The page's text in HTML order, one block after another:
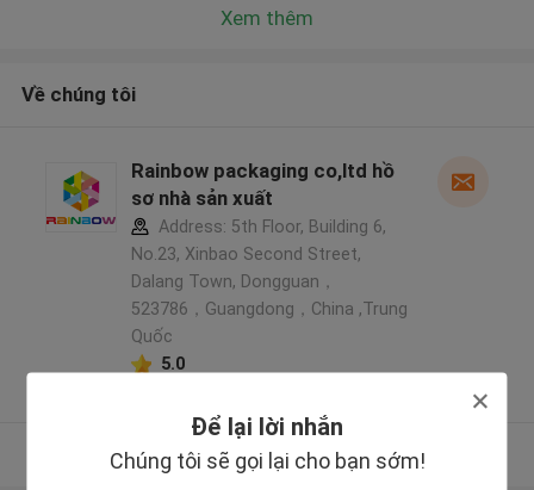
Để lại lời nhắn
Chúng tôi sẽ gọi lại cho bạn sớm!
Xem thêm
Về chúng tôi
Rainbow packaging co,ltd hồ
sơ nhà sản xuất
Address: 5th Floor, Building 6,
No.23, Xinbao Second Street,
Dalang Town, Dongguan，
523786，Guangdong，China ,Trung
Quốc
5.0
Xem thêm